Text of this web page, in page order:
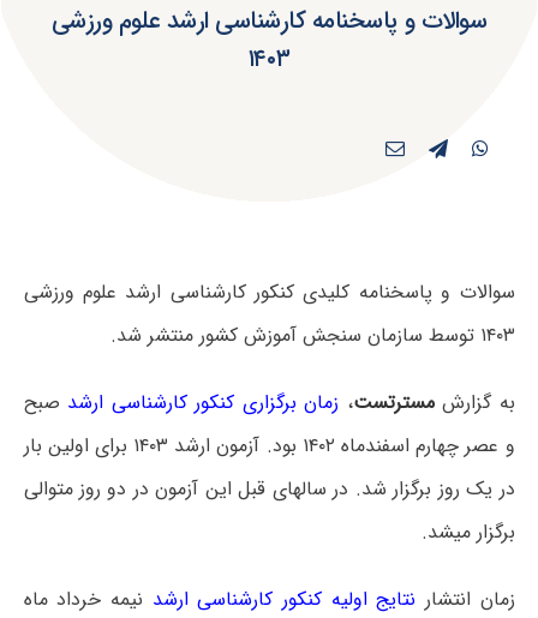
سوالات و پاسخنامه کارشناسی ارشد علوم ورزشی
۱۴۰۳
سوالات و پاسخنامه کلیدی کنکور کارشناسی ارشد علوم ورزشی
۱۴۰۳ توسط سازمان سنجش آموزش کشور منتشر شد.
به گزارشمسترتست، زمان برگزاری کنکور کارشناسی ارشد صبح
و عصر چهارم اسفندماه ۱۴۰۲ بود. آزمون ارشد ۱۴۰۳ برای اولین بار
در یک روز برگزار شد. در سالهای قبل این آزمون در دو روز متوالی
برگزار میشد.
زمان انتشار نتایج اولیه کنکور کارشناسی ارشد نیمه خرداد ماه